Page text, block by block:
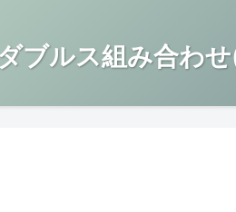
ブルス組み合わ